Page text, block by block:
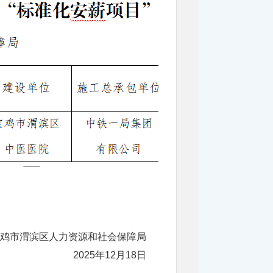
市渭滨区人力资源和社会保障局
2025年12月18日